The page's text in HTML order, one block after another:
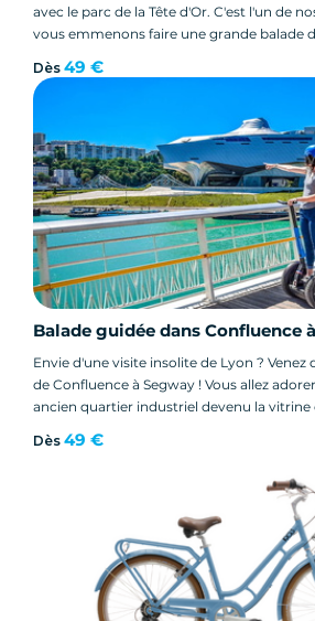
avec le parc de la Tête d'Or. C'est l'un de
vous emmenons faire une grande balade
Dès 49 €
Balade guidée dans Confluence
Envie d'une visite insolite de Lyon ?
de Confluence à Segway ! Vous allez
ancien quartier industriel devenu la
Dès 49 €